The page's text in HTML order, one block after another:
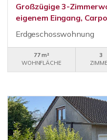
Großzügige 3-
eigenem Eingang,
Erdgeschosswohnung
77 m²
WOHNFLÄCHE
3